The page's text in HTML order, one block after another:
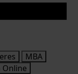
MBA
Online